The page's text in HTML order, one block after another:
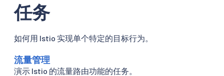
任务
如何用 Istio 实现单个特定的目标行为。
流量管理
演示 Istio 的流量路由功能的任务。